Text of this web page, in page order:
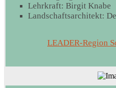
Lehrkraft: Birgit Knabe
Landschaftsarchitekt:
LEADER-Region